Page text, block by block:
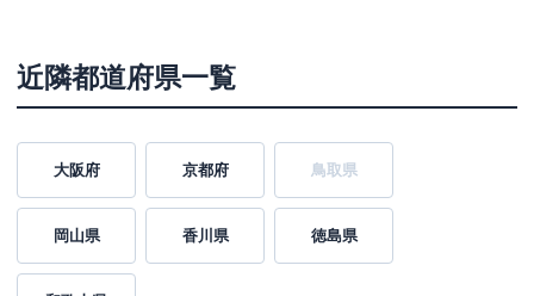
近隣都道府県一覧
大阪府 京都府 鳥取県
岡山県 香川県 徳島県